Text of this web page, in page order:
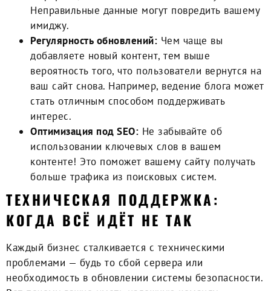
Неправильные данные могут повредить вашему
имиджу.
Регулярность обновлений: Чем чаще вы
добавляете новый контент, тем выше
вероятность того, что пользователи вернутся на
ваш сайт снова. Например, ведение блога может
стать отличным способом поддерживать
интерес.
Оптимизация под SEO: Не забывайте об
использовании ключевых слов в вашем
контенте! Это поможет вашему сайту получать
больше трафика из поисковых систем.
ТЕХНИЧЕСКАЯ ПОДДЕРЖКА:
КОГДА ВСЁ ИДЁТ НЕ ТАК
Каждый бизнес сталкивается с техническими
проблемами — будь то сбой сервера или
необходимость в обновлении системы безопасности.